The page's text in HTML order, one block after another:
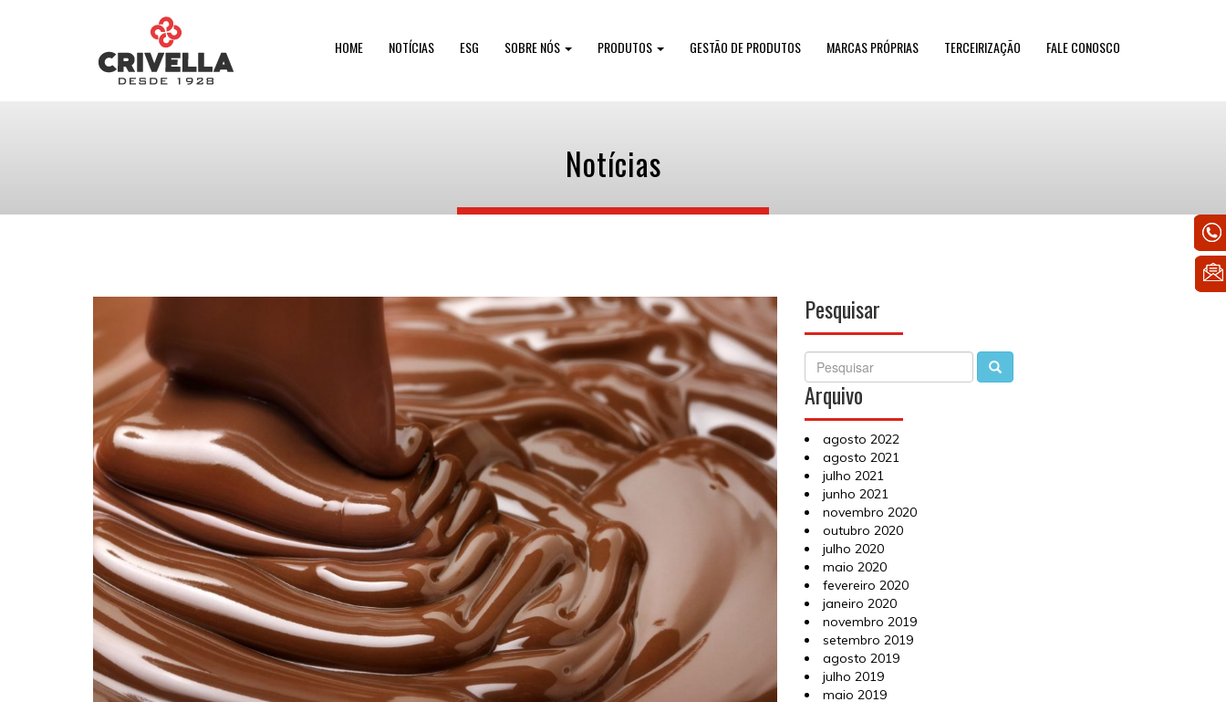
HOME NOTÍCIAS ESG SOBRE NÓS PRODUTOS GESTÃO DE PRODUTOS MARCAS PRÓPRIAS TERCEIRIZAÇÃO FALE CONOSCO
Notícias
Pesquisar
Search
Arquivo
agosto 2022
agosto 2021
julho 2021
junho 2021
novembro 2020
outubro 2020
julho 2020
maio 2020
fevereiro 2020
janeiro 2020
novembro 2019
setembro 2019
agosto 2019
julho 2019
maio 2019